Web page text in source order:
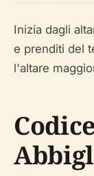
Inizia dagli
e prenditi del
l'altare